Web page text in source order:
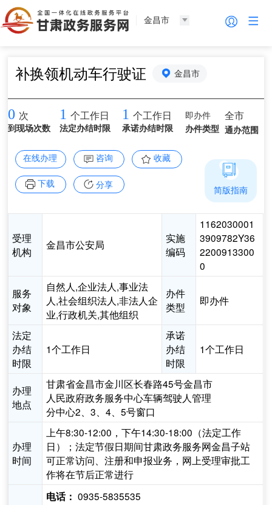
金昌市
补换领机动车行驶证 金昌市
0 次
到现场次数
1 个工作日
法定办结时限
1 个工作日
承诺办结时限
即办件
办件类型
全市
通办范围
在线办理 咨询 收藏
下载 分享
受理
机构
金昌市公安局
实施
编码
1162030001
3909782Y36
2200913300
0
服务
对象
自然人,企业法人,事业法
人,社会组织法人,非法人企
业,行政机关,其他组织
办件
类型
即办件
法定
办结
时限
1个工作日
承诺
办结
时限
1个工作日
办理
地点
甘肃省金昌市金川区长春路45号金昌市
人民政府政务服务中心车辆驾驶人管理
分中心2、3、4、5号窗口
办理
时间
上午8:30-12:00，下午14:30-18:00（法定工作
日）；法定节假日期间甘肃政务服务网金昌子站
可正常访问、注册和申报业务，网上受理审批工
作将在节后正常进行
电话： 0935-5835535
简版指南